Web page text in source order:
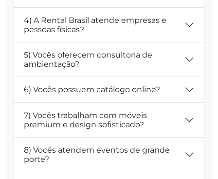
4) A Rental Brasil atende empresas e
pessoas físicas?
5) Vocês oferecem consultoria de
ambientação?
6) Vocês possuem catálogo online?
7) Vocês trabalham com móveis
premium e design sofisticado?
8) Vocês atendem eventos de grande
porte?